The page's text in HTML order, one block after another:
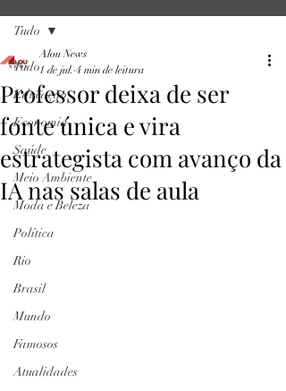
Tudo
Educação
Economia
Saúde
Meio Ambiente
Moda e Beleza
Política
Rio
Brasil
Mundo
Famosos
Atualidades
Tudo
Professor deixa de ser
fonte única e vira
estrategista com avanço da
IA nas salas de aula
Alou News
1 de jul. 4 min de leitura